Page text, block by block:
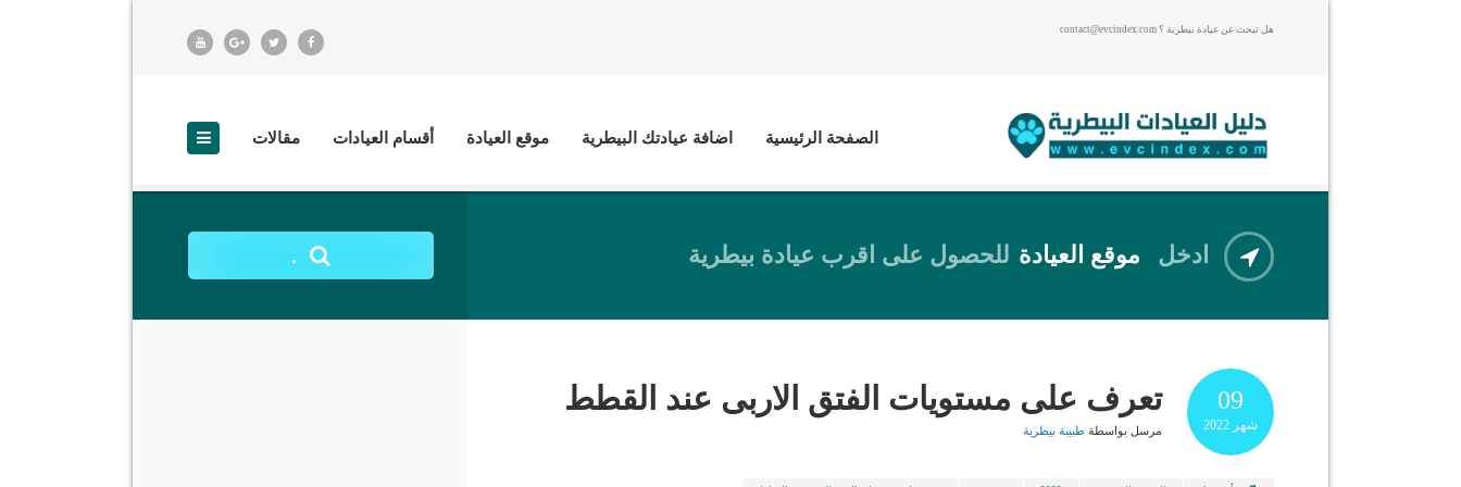
هل تبحث عن عيادة بيطرية ؟ contact@evcindex.com
الصفحة الرئيسية اضافة عيادتك البيطرية موقع العيادة أقسام العيادات مقالات
ادخل موقع العيادة للحصول على اقرب عيادة بيطرية .
09
شهر 2022
تعرف على مستويات الفتق الاربى عند القطط
مرسل بواسطة طبيبة بيطرية